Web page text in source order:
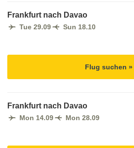
Frankfurt nach Davao
Tue 29.09 Sun 18.10
Flug suchen »
Frankfurt nach Davao
Mon 14.09 Mon 28.09